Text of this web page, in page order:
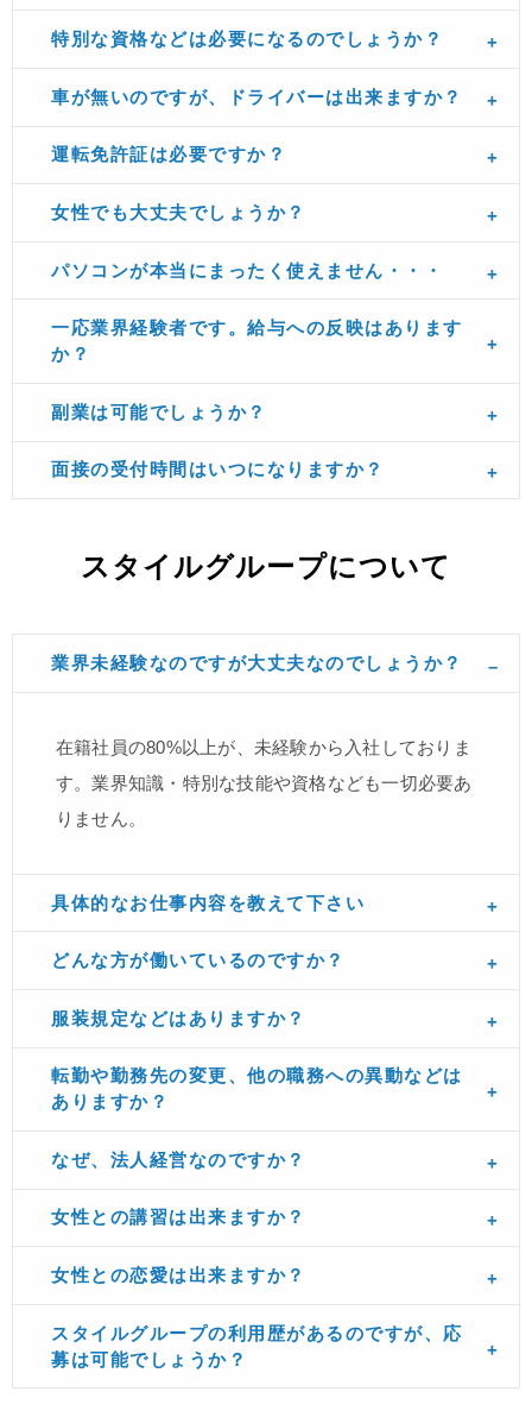
特別な資格などは必要になるのでしょうか？
車が無いのですが、ドライバーは出来ますか？
運転免許証は必要ですか？
女性でも大丈夫でしょうか？
パソコンが本当にまったく使えません・・・
一応業界経験者です。給与への反映はあります
か？
副業は可能でしょうか？
面接の受付時間はいつになりますか？
スタイルグループについて
業界未経験なのですが大丈夫なのでしょうか？
在籍社員の80%以上が、未経験から入社しておりま
す。業界知識・特別な技能や資格なども一切必要あ
りません。
具体的なお仕事内容を教えて下さい
どんな方が働いているのですか？
服装規定などはありますか？
転勤や勤務先の変更、他の職務への異動などは
ありますか？
なぜ、法人経営なのですか？
女性との講習は出来ますか？
女性との恋愛は出来ますか？
スタイルグループの利用歴があるのですが、応
募は可能でしょうか？